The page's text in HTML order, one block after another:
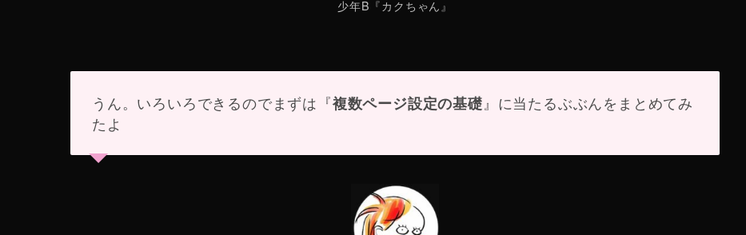
少年B『カクちゃん』
うん。いろいろできるのでまずは『複数ページ設定の基礎 』に当たるぶぶんをまとめてみ
たよ